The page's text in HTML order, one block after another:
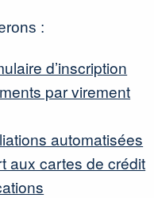
:
d’inscription
par virement
automatisées
aux cartes de crédit